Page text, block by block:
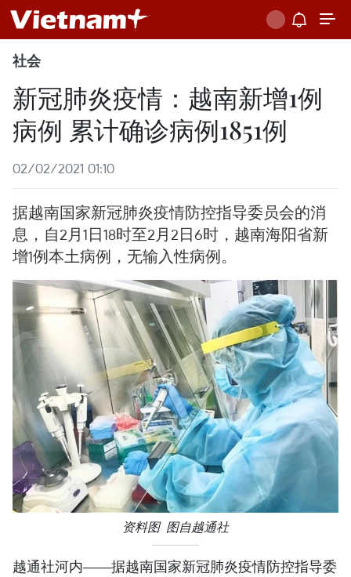
社会
新冠肺炎疫情：越南新增1例
病例 累计确诊病例1851例
02/02/2021 01:10
据越南国家新冠肺炎疫情防控指导委员会的消
息，自2月1日18时至2月2日6时，越南海阳省新
增1例本土病例，无输入性病例。
资料图 图自越通社
越通社河内——据越南国家新冠肺炎疫情防控指导委